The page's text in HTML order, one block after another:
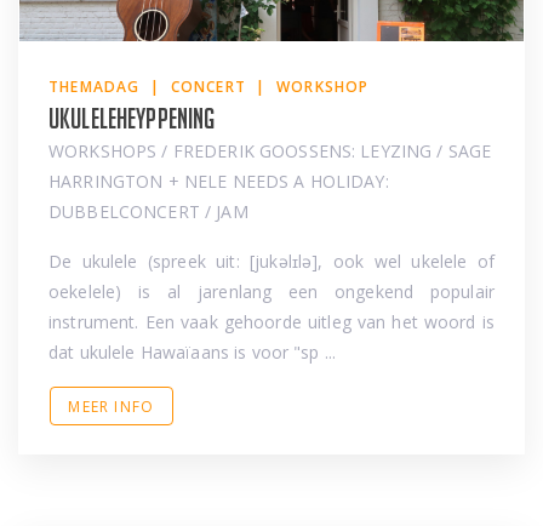
THEMADAG | CONCERT | WORKSHOP
Ukuleleheyppening
WORKSHOPS / FREDERIK GOOSSENS: LEYZING / SAGE
HARRINGTON + NELE NEEDS A HOLIDAY:
DUBBELCONCERT / JAM
De ukulele (spreek uit: [jukəlɪlə], ook wel ukelele of
oekelele) is al jarenlang een ongekend populair
instrument. Een vaak gehoorde uitleg van het woord is
dat ukulele Hawaïaans is voor "sp ...
MEER INFO